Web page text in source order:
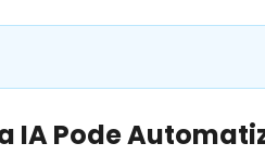
IA Pode